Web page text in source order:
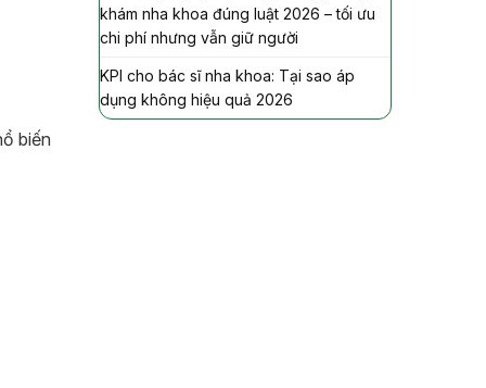
biến
khám nha khoa đúng luật 2026 – tối ưu
chi phí nhưng vẫn giữ người
KPI cho bác sĩ nha khoa: Tại sao áp
dụng không hiệu quả 2026